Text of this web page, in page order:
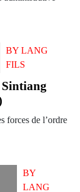
BY LANG
FILS
forces de l’ordre
BY
LANG